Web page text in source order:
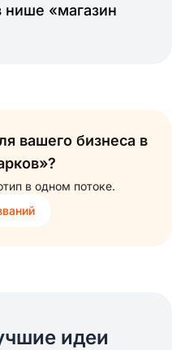
нише «магазин
вашего бизнеса в
в одном потоке.
идеи